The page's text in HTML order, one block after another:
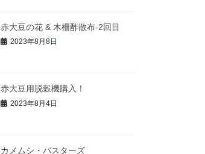
赤大豆の花 & 木柵酢散布-2回目
2023年8月8日
赤大豆用脱穀機購入！
2023年8月4日
カメムシ・バスターズ